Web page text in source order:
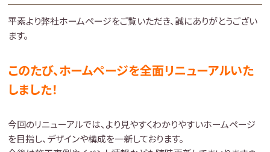
平素より弊社ホームページをご覧いただき、誠にありがとうござい
ます。
このたび、ホームページを全面リニューアルいた
しました！
今回のリニューアルでは、より見やすくわかりやすいホームページ
を目指し、デザインや構成を一新しております。